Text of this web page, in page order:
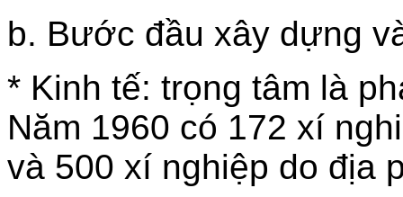
b. Bước đầu xây dựng
* Kinh tế: trọng tâm là
Năm 1960 có 172 xí
và 500 xí nghiệp do địa